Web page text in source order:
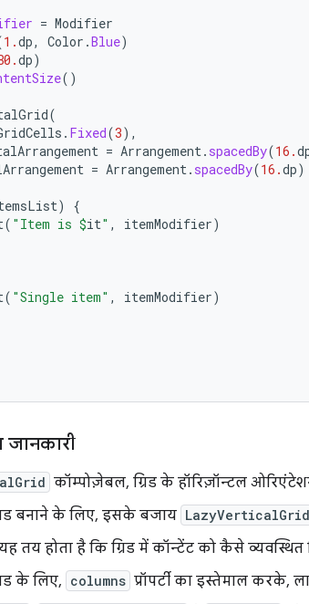
= Modifier
1.dp, Color .Blue)
dp)
()
(
. Fixed(3),
= Arrangement. spacedBy(16.
= Arrangement. spacedBy(16.dp)
)
{
( "Item is $it" , itemModifier)
( "Single item" , itemModifier)
कॉम्पोज़ेबल, ग्रिड के हॉरिज़ॉन्टल
बनाने के लिए, इसके बजाय LazyVerticalGrid
यह तय होता है कि ग्रिड में कॉन्टेंट को कैसे
के लिए, columns प्रॉपर्टी का इस्तेमाल करके,